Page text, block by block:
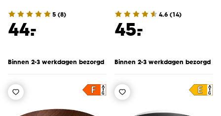
5 (8)
44.
-
Binnen 2-3 werkdagen bezorgd
4.6 (14)
45.
-
Binnen 2-3 werkdagen bezorgd